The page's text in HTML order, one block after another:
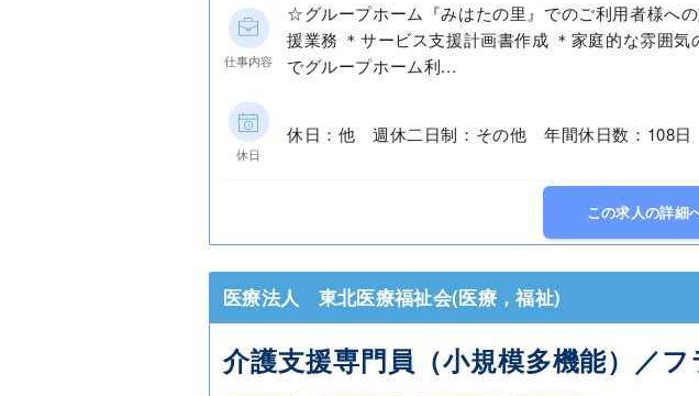
仕事内容
☆グループホーム『みはたの里』でのご利用者様へ
援業務 ＊サービス支援計画書作成 ＊家庭的な雰囲気
でグループホーム利...
休日
休日：他 週休二日制：その他 年間休日数：108日
この求人の詳細
医療法人 東北医療福祉会(医療，福祉)
介護支援専門員（小規模多機能）／